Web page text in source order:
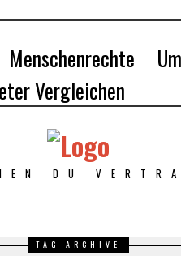
Menschenrechte
Vergleichen
DU
TAG ARCHIVE